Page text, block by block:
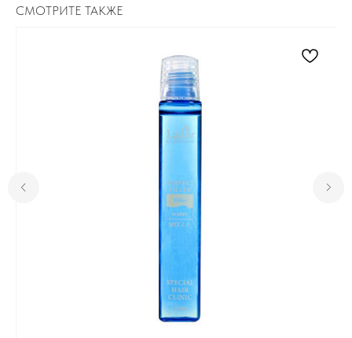
СМОТРИТЕ ТАКЖЕ
Комсомольск-на-Амуре, ​
проспект Ленина 46 ТЦ Оникс
Пн-Вс с 10:00 до 19:00